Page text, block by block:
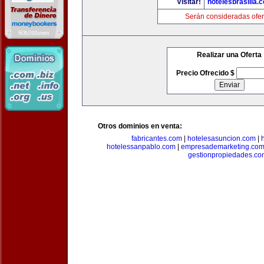
Visitar!
Serán consideradas
Realizar una Oferta
Precio Ofrecido $
Otros dominios en venta:
fabricantes.com
hotelesasuncion.com
hotelessanpablo.com| empresademarketing.com